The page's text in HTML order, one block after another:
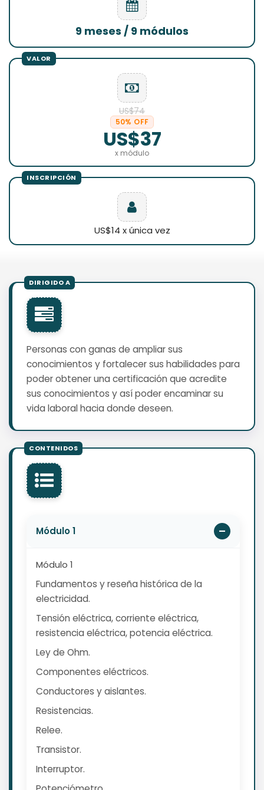
9 meses / 9 módulos
US$74
50% OFF
US$37
x módulo
US$14 x única vez
Personas con ganas de ampliar sus
conocimientos y fortalecer sus habilidades para
poder obtener una certificación que acredite
sus conocimientos y así poder encaminar su
vida laboral hacia donde deseen.
Módulo 1
Módulo 1
Fundamentos y reseña histórica de la
electricidad.
Tensión eléctrica, corriente eléctrica,
resistencia eléctrica, potencia eléctrica.
Ley de Ohm.
Componentes eléctricos.
Conductores y aislantes.
Resistencias.
Relee.
Transistor.
Interruptor.